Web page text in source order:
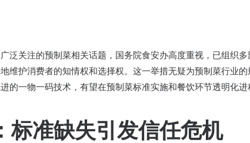
泛关注的预制菜相关话题，国务院食安办高度重视，已组织
维护消费者的知情权和选择权。这一举措无疑为预制菜行业
的一物一码技术，有望在预制菜标准实施和餐饮环节透明化进
标准缺失引发信任危机